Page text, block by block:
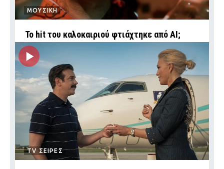
ΜΟΥΣΙΚΗ
Το hit του καλοκαιριού φτιάχτηκε από AI;
TV ΣΕΙΡΕΣ